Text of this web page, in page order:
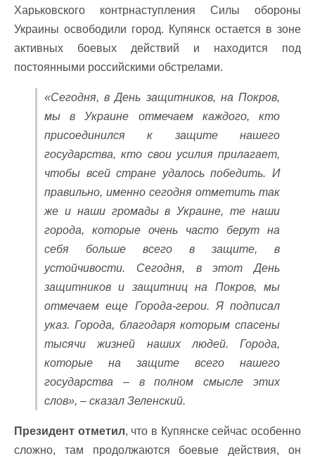
Харьковского контрнаступления Силы обороны
Украины освободили город. Купянск остается в зоне
активных боевых действий и находится под
постоянными российскими обстрелами.
«Сегодня, в День защитников, на Покров,
мы в Украине отмечаем каждого, кто
присоединился к защите нашего
государства, кто свои усилия прилагает,
чтобы всей стране удалось победить. И
правильно, именно сегодня отметить так
же и наши громады в Украине, те наши
города, которые очень часто берут на
себя больше всего в защите, в
устойчивости. Сегодня, в этот День
защитников и защитниц на Покров, мы
отмечаем еще Города-герои. Я подписал
указ. Города, благодаря которым спасены
тысячи жизней наших людей. Города,
которые на защите всего нашего
государства – в полном смысле этих
слов», – сказал Зеленский.
Президент отметил, что в Купянске сейчас особенно
сложно, там продолжаются боевые действия, он